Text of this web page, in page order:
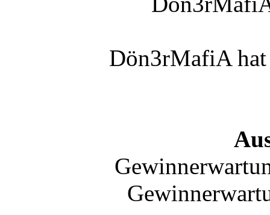
Dön3rMafiA hat